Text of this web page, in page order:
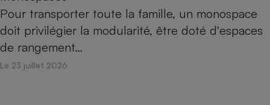
Pour transporter toute la famille, un monospace
doit privilégier la modularité, être doté d'espaces
de rangement…
Le 23 juillet 2026